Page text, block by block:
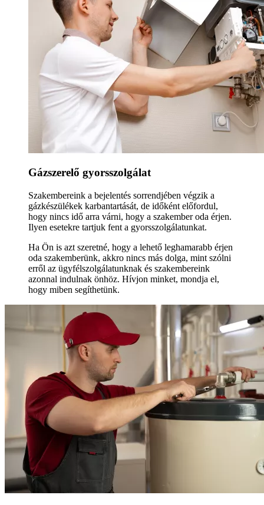
Gázszerelő gyorsszolgálat
Szakembereink a bejelentés sorrendjében végzik a
gázkészülékek karbantartását, de időként előfordul,
hogy nincs idő arra várni, hogy a szakember oda érjen.
Ilyen esetekre tartjuk fent a gyorsszolgálatunkat.
Ha Ön is azt szeretné, hogy a lehető leghamarabb érjen
oda szakemberünk, akkro nincs más dolga, mint szólni
erről az ügyfélszolgálatunknak és szakembereink
azonnal indulnak önhöz. Hívjon minket, mondja el,
hogy miben segíthetünk.